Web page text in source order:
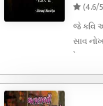
(4.6/
જે કવિ
સાવ
દેખાય,